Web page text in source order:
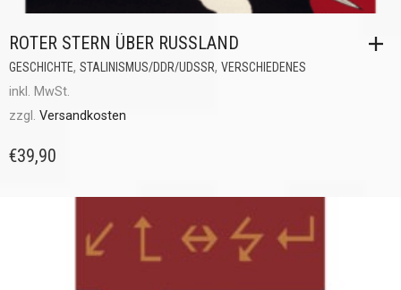
ROTER STERN ÜBER RUSSLAND
GESCHICHTE, STALINISMUS/DDR/UDSSR, VERSCHIEDENES
inkl. MwSt.
zzgl. Versandkosten
€39,90